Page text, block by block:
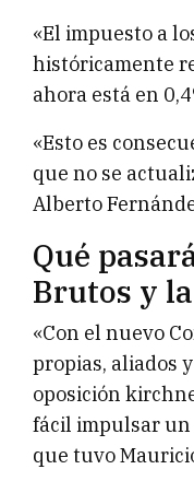
«El impuesto a
históricamente
ahora está en
«Esto es
que no se
Alberto
Qué
Brutos y
«Con el nuevo
propias, aliados
oposición
fácil impulsar un
que tuvo